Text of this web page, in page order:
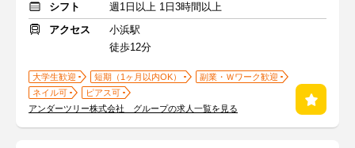
シフト
週1日以上 1日3時間以上
アクセス
小浜駅
徒歩12分
大学生歓迎 短期（1ヶ月以内OK）
副業・Ｗワーク歓迎
ネイル可
ピアス可
アンダーツリー株式会社 グループの求人一覧を見る